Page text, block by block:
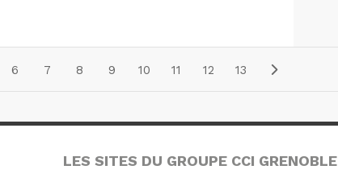
6 7 8 9 10 11 12 13
LES SITES DU GROUPE CCI GRENOBLE